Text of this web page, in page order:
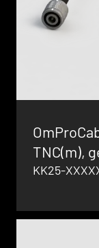
TNC(m),
KK25-